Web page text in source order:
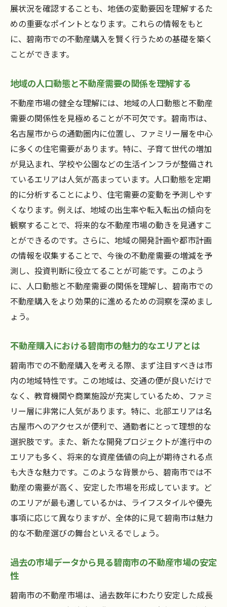
碧南市で理想の物件を選ぶためのチェック
リスト
購入後の維持費や税金についての知識
専門家との連携でリスクを最小限に抑える
市場の最新トレンドを理解した賢い物件選びの
方法
碧南市で注目の不動産トレンドを見極める
最新テクノロジーが不動産選びに与える影
響
オンラインツールを活用した物件検索のコ
市場の変化に対応した不動産購入戦略
環境に配慮した不動産の選び方
将来性のあるエリアを選ぶためのヒント
碧南市での不動産購入が未来の資産となる理由
長期的な不動産価値の見通しと理由
地域の発展計画と不動産価格の関係性
不動産がもたらす経済的安定性のメリット
市場のニーズを見据えた不動産投資の可能
地域コミュニティの強さと不動産価値の関
係
生活の質を高める碧南市の不動産市場の魅力
碧南市の自然環境が生活に与えるプラス面
教育施設の充実と不動産価値の相関
地域の医療施設と住環境の関係
碧南市のレジャー施設と不動産の魅力
住みやすさを決める周辺インフラの整備
コミュニティとのつながりがもたらす生活
の質向上
識
その対策
展状況を確認することも、地価の変動要因を理解するた
めの重要なポイントとなります。これらの情報をもと
に、碧南市での不動産購入を賢く行うための基礎を築く
ことができます。
地域の人口動態と不動産需要の関係を理解する
不動産市場の健全な理解には、地域の人口動態と不動産
需要の関係性を見極めることが不可欠です。碧南市は、
名古屋市からの通勤圏内に位置し、ファミリー層を中心
に多くの住宅需要があります。特に、子育て世代の増加
が見込まれ、学校や公園などの生活インフラが整備され
ているエリアは人気が高まっています。人口動態を定期
的に分析することにより、住宅需要の変動を予測しやす
くなります。例えば、地域の出生率や転入転出の傾向を
観察することで、将来的な不動産市場の動きを見通すこ
とができるのです。さらに、地域の開発計画や都市計画
の情報を収集することで、今後の不動産需要の増減を予
測し、投資判断に役立てることが可能です。このよう
に、人口動態と不動産需要の関係を理解し、碧南市での
不動産購入をより効果的に進めるための洞察を深めまし
ょう。
不動産購入における碧南市の魅力的なエリアとは
碧南市での不動産購入を考える際、まず注目すべきは市
内の地域特性です。この地域は、交通の便が良いだけで
なく、教育機関や商業施設が充実しているため、ファミ
リー層に非常に人気があります。特に、北部エリアは名
古屋市へのアクセスが便利で、通勤者にとって理想的な
選択肢です。また、新たな開発プロジェクトが進行中の
エリアも多く、将来的な資産価値の向上が期待される点
も大きな魅力です。このような背景から、碧南市では不
動産の需要が高く、安定した市場を形成しています。ど
のエリアが最も適しているかは、ライフスタイルや優先
事項に応じて異なりますが、全体的に見て碧南市は魅力
的な不動産選びの舞台といえるでしょう。
過去の市場データから見る碧南市の不動産市場の安定
性
碧南市の不動産市場は、過去数年にわたり安定した成長